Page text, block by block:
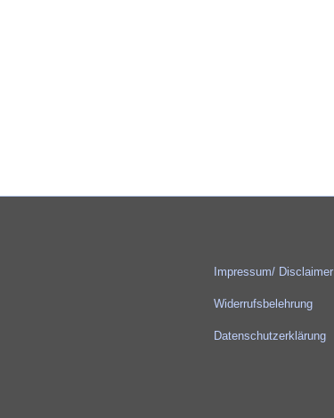
Impressum/ Disclaimer
Widerrufsbelehrung
Datenschutzerklärung